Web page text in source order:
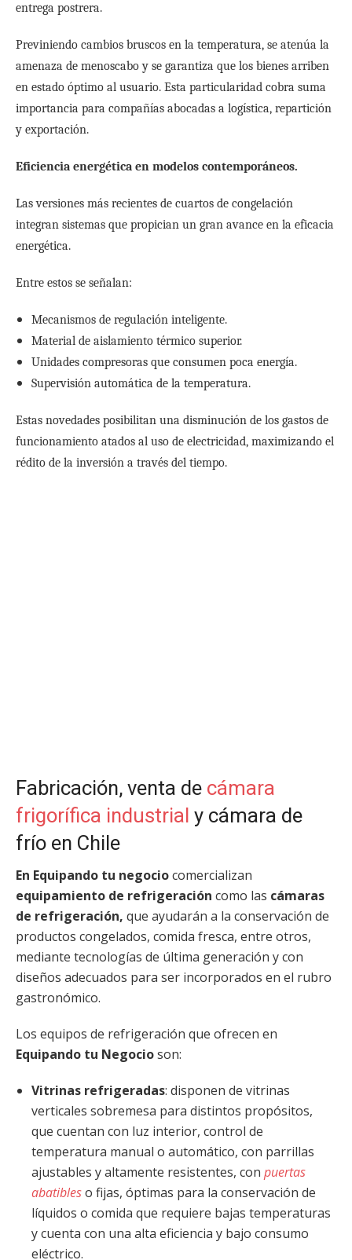
entrega postrera.
Previniendo cambios bruscos en la temperatura, se atenúa la
amenaza de menoscabo y se garantiza que los bienes arriben
en estado óptimo al usuario. Esta particularidad cobra suma
importancia para compañías abocadas a logística, repartición
y exportación.
Eficiencia energética en modelos contemporáneos.
Las versiones más recientes de cuartos de congelación
integran sistemas que propician un gran avance en la eficacia
energética.
Entre estos se señalan:
Mecanismos de regulación inteligente.
Material de aislamiento térmico superior.
Unidades compresoras que consumen poca energía.
Supervisión automática de la temperatura.
Estas novedades posibilitan una disminución de los gastos de
funcionamiento atados al uso de electricidad, maximizando el
rédito de la inversión a través del tiempo.
Fabricación, venta de cámara
frigorífica industrial y cámara de
frío en Chile
En Equipando tu negociocomercializan
equipamiento de refrigeración como las cámaras
de refrigeración, que ayudarán a la conservación de
productos congelados, comida fresca, entre otros,
mediante tecnologías de última generación y con
diseños adecuados para ser incorporados en el rubro
gastronómico.
Los equipos de refrigeración que ofrecen en
Equipando tu Negocioson:
Vitrinas refrigeradas: disponen de vitrinas
verticales sobremesa para distintos propósitos,
que cuentan con luz interior, control de
temperatura manual o automático, con parrillas
ajustables y altamente resistentes, con puertas
abatibleso fijas, óptimas para la conservación de
líquidos o comida que requiere bajas temperaturas
y cuenta con una alta eficiencia y bajo consumo
eléctrico.